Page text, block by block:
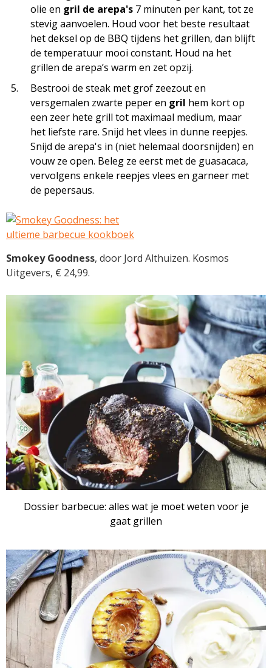
olie en gril de arepa's 7 minuten per kant, tot ze
stevig aanvoelen. Houd voor het beste resultaat
het deksel op de BBQ tijdens het grillen, dan blijft
de temperatuur mooi constant. Houd na het
grillen de arepa’s warm en zet opzij.
Bestrooi de steak met grof zeezout en
versgemalen zwarte peper en gril hem kort op
een zeer hete grill tot maximaal medium, maar
het liefste rare. Snijd het vlees in dunne reepjes.
Snijd de arepa's in (niet helemaal doorsnijden) en
vouw ze open. Beleg ze eerst met de guasacaca,
vervolgens enkele reepjes vlees en garneer met
de pepersaus.
Smokey Goodness, door Jord Althuizen. Kosmos
Uitgevers, € 24,99.
Dossier barbecue: alles wat je moet weten voor je
gaat grillen